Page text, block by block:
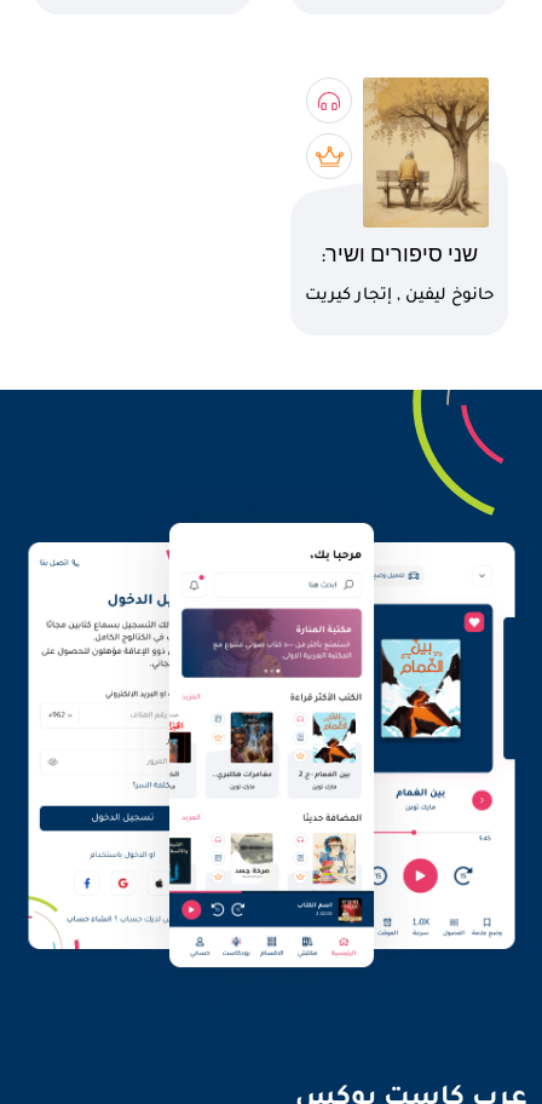
اسم الكتاب
שני סיפורים ושיר:
"מודח"-חנוך לוין.كاتب
حانوخ ليفين , إتجار كيريت